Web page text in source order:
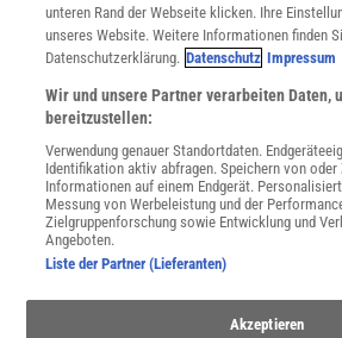
© YOUSUN KOH (AUSSCHNITT)
Keine Einbahnstraße | Neurodegeneration,
Verlust von Nervenzellen, führt zu gestörtem
veränderten zirkadianen Rhythmik. Dies
und oxidativen Stress den Abbau von
Alle Artikel
Impressum
Angebote für Schulen
Angebote für Institutionen
Sprachen lernen mit Gymglish
Lexika
Für Spektrum schreiben
Zugänglichkeitserklärung
KielSCN
Wissenschaft in die Schulen
unteren Rand der Webseite klicken. Ihre
unseres Website. Weitere Informationen finden
Datenschutzerklärung. Datenschutz Impressum
Wir und unsere Partner verarbeiten Daten,
bereitzustellen:
Verwendung genauer Standortdaten.
Identifikation aktiv abfragen. Speichern von
Informationen auf einem Endgerät.
Messung von Werbeleistung und der
Zielgruppenforschung sowie Entwicklung und
Angeboten.
Liste der Partner (Lieferanten)
Akzeptieren